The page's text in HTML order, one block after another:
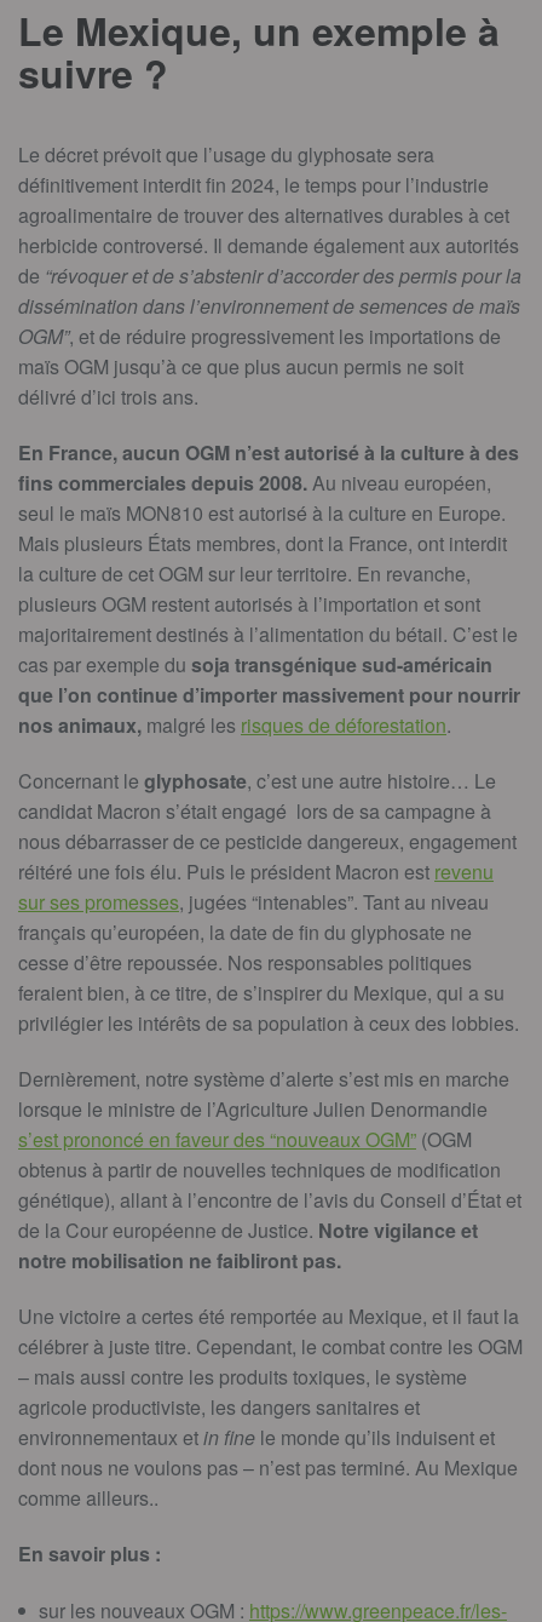
Le Mexique, un exemple à
suivre ?
Le décret prévoit que l’usage du glyphosate sera
définitivement interdit fin 2024, le temps pour l’industrie
agroalimentaire de trouver des alternatives durables à cet
herbicide controversé. Il demande également aux autorités
de “révoquer et de s’abstenir d’accorder des permis pour la
dissémination dans l’environnement de semences de maïs
OGM”, et de réduire progressivement les importations de
maïs OGM jusqu’à ce que plus aucun permis ne soit
délivré d’ici trois ans.
En France, aucun OGM n’est autorisé à la culture à des
fins commerciales depuis 2008.Au niveau européen,
seul le maïs MON810 est autorisé à la culture en Europe.
Mais plusieurs États membres, dont la France, ont interdit
la culture de cet OGM sur leur territoire. En revanche,
plusieurs OGM restent autorisés à l’importation et sont
majoritairement destinés à l’alimentation du bétail. C’est le
cas par exemple du soja transgénique sud-américain
que l’on continue d’importer massivement pour nourrir
nos animaux, malgré les risques de déforestation.
Concernant le glyphosate, c’est une autre histoire… Le
candidat Macron s’était engagé lors de sa campagne à
nous débarrasser de ce pesticide dangereux, engagement
réitéré une fois élu. Puis le président Macron est revenu
sur ses promesses, jugées “intenables”. Tant au niveau
français qu’européen, la date de fin du glyphosate ne
cesse d’être repoussée. Nos responsables politiques
feraient bien, à ce titre, de s’inspirer du Mexique, qui a su
privilégier les intérêts de sa population à ceux des lobbies.
Dernièrement, notre système d’alerte s’est mis en marche
lorsque le ministre de l’Agriculture Julien Denormandie
s’est prononcé en faveur des “nouveaux OGM” (OGM
obtenus à partir de nouvelles techniques de modification
génétique), allant à l’encontre de l’avis du Conseil d’État et
de la Cour européenne de Justice. Notre vigilance et
notre mobilisation ne faibliront pas.
Une victoire a certes été remportée au Mexique, et il faut la
célébrer à juste titre. Cependant, le combat contre les OGM
– mais aussi contre les produits toxiques, le système
agricole productiviste, les dangers sanitaires et
environnementaux etin fine le monde qu’ils induisent et
dont nous ne voulons pas – n’est pas terminé. Au Mexique
comme ailleurs..
En savoir plus :
sur les nouveaux OGM : https://www.greenpeace.fr/les-